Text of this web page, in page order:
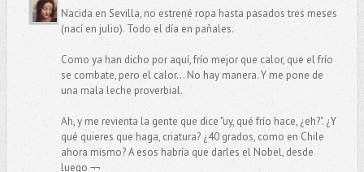
Nacida en Sevilla, no estrené ropa hasta pasados tres meses
(nací en julio). Todo el día en pañales.
Como ya han dicho por aquí, frío mejor que calor, que el frío
se combate, pero el calor... No hay manera. Y me pone de
una mala leche proverbial.
Ah, y me revienta la gente que dice "uy, qué frío hace, ¿eh?". ¿Y
qué quieres que haga, criatura? ¿40 grados, como en Chile
ahora mismo? A esos habría que darles el Nobel, desde
luego ¬¬